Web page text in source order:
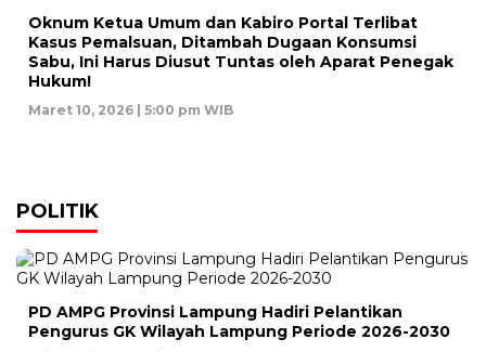
Oknum Ketua Umum dan Kabiro Portal Terlibat
Kasus Pemalsuan, Ditambah Dugaan Konsumsi
Sabu, Ini Harus Diusut Tuntas oleh Aparat Penegak
Hukum!
Maret 10, 2026 | 5:00 pm WIB
POLITIK
PD AMPG Provinsi Lampung Hadiri Pelantikan
Pengurus GK Wilayah Lampung Periode 2026-2030